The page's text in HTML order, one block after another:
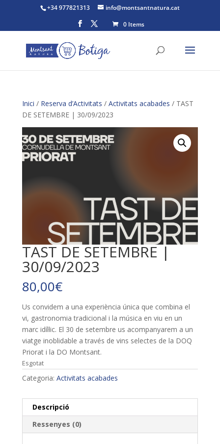
+34 977821313
info@montsantnatura.cat
0 Items
Inici / Reserva d’Activitats / Activitats acabades / TAST
DE SETEMBRE | 30/09/2023
TAST DE SETEMBRE |
30/09/2023
80,00€
Us convidem a una experiència única que combina el
vi, gastronomia tradicional i la música en viu en un
marc idíl·lic. El 30 de setembre us acompanyarem a un
viatge inoblidable a través de vins selectes de la DOQ
Priorat i la DO Montsant.
Esgotat
Categoria: Activitats acabades
Descripció
Ressenyes (0)